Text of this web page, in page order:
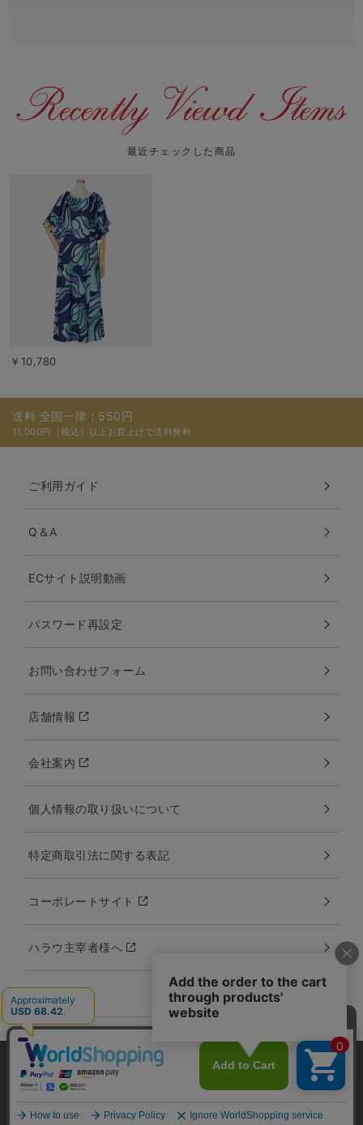
最近チェックした商品
￥10,780
送料 全国一律：550円
11,000円（税込）以上お買上げで送料無料
ご利用ガイド
Q＆A
ECサイト説明動画
パスワード再設定
お問い合わせフォーム
店舗情報
会社案内
個人情報の取り扱いについて
特定商取引法に関する表記
コーポレートサイト
ハラウ主宰者様へ
カタログ
Copyright:©2000-2020 Amina Collection Co.,LTD all rights reserved.
当サイトではユーザーの利便性向上やサイト改
善のためにCookieを使用しています。 詳細につ
照ください。
承諾する